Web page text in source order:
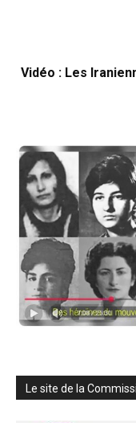
Vidéo : Les
Le site de la